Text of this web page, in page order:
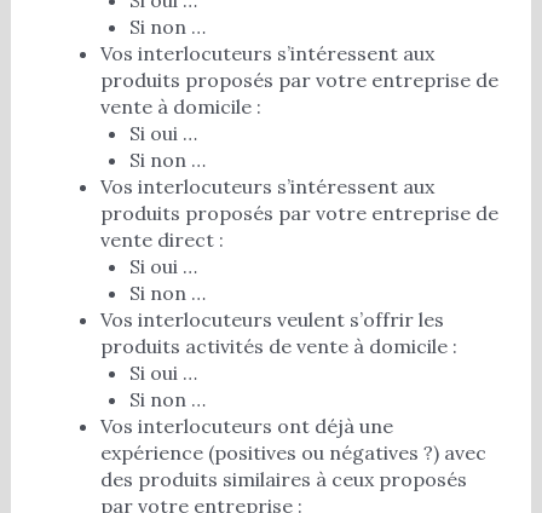
Si non …
Vos interlocuteurs s’intéressent aux
produits proposés par votre entreprise de
vente à domicile :
Si oui …
Si non …
Vos interlocuteurs s’intéressent aux
produits proposés par votre entreprise de
vente direct :
Si oui …
Si non …
Vos interlocuteurs veulent s’offrir les
produits activités de vente à domicile :
Si oui …
Si non …
Vos interlocuteurs ont déjà une
expérience (positives ou négatives ?) avec
des produits similaires à ceux proposés
par votre entreprise :